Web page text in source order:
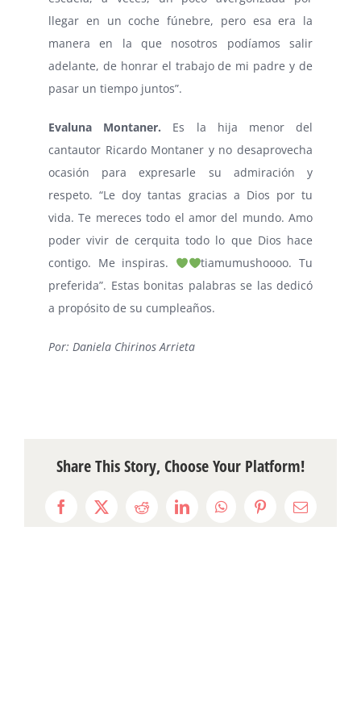
llegar en un coche fúnebre, pero esa era la
manera en la que nosotros podíamos salir
adelante, de honrar el trabajo de mi padre y de
pasar un tiempo juntos”.
Evaluna Montaner. Es la hija menor del
cantautor Ricardo Montaner y no desaprovecha
ocasión para expresarle su admiración y
respeto. “Le doy tantas gracias a Dios por tu
vida. Te mereces todo el amor del mundo. Amo
poder vivir de cerquita todo lo que Dios hace
contigo. Me inspiras.
tiamumushoooo. Tu
preferida”. Estas bonitas palabras se las dedicó
a propósito de su cumpleaños.
Por: Daniela Chirinos Arrieta
Share This Story, Choose Your Platform!
Facebook
X RedditLinkedInWhatsAppPinterestEmail